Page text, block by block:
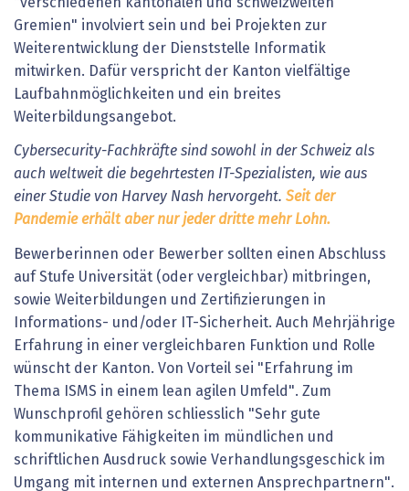
Gremien" involviert sein und bei Projekten zur
Weiterentwicklung der Dienststelle Informatik
mitwirken. Dafür verspricht der Kanton vielfältige
Laufbahnmöglichkeiten und ein breites
Weiterbildungsangebot.
Cybersecurity-Fachkräfte sind sowohl in der Schweiz als
auch weltweit die begehrtesten IT-Spezialisten, wie aus
einer Studie von Harvey Nash hervorgeht. Seit der
Pandemie erhält aber nur jeder dritte mehr Lohn.
Bewerberinnen oder Bewerber sollten einen Abschluss
auf Stufe Universität (oder vergleichbar) mitbringen,
sowie Weiterbildungen und Zertifizierungen in
Informations- und/oder IT-Sicherheit. Auch Mehrjährige
Erfahrung in einer vergleichbaren Funktion und Rolle
wünscht der Kanton. Von Vorteil sei "Erfahrung im
Thema ISMS in einem lean agilen Umfeld". Zum
Wunschprofil gehören schliesslich "Sehr gute
kommunikative Fähigkeiten im mündlichen und
schriftlichen Ausdruck sowie Verhandlungsgeschick im
Umgang mit internen und externen Ansprechpartnern".